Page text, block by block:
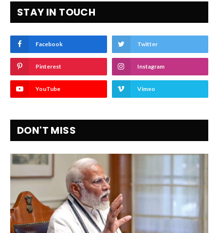
STAY IN TOUCH
Facebook Twitter
Pinterest Instagram
YouTube Vimeo
DON'T MISS